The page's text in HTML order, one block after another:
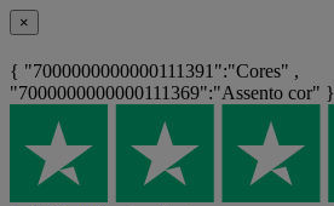
×
{ "7000000000000111391":"Cores" ,
"7000000000000111369":"Assento cor" }